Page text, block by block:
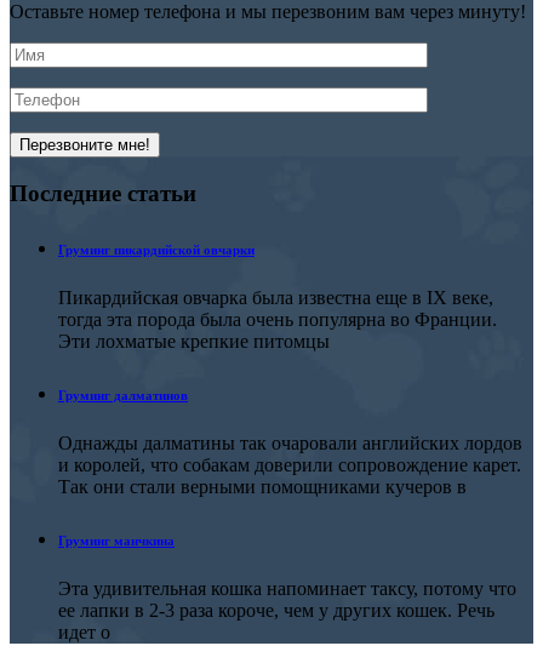
Оставьте номер телефона и мы перезвоним вам через минуту!
Последние статьи
Груминг пикардийской овчарки
Пикардийская овчарка была известна еще в IX веке,
тогда эта порода была очень популярна во Франции.
Эти лохматые крепкие питомцы
Груминг далматинов
Однажды далматины так очаровали английских лордов
и королей, что собакам доверили сопровождение карет.
Так они стали верными помощниками кучеров в
Груминг манчкина
Эта удивительная кошка напоминает таксу, потому что
ее лапки в 2-3 раза короче, чем у других кошек. Речь
идет о